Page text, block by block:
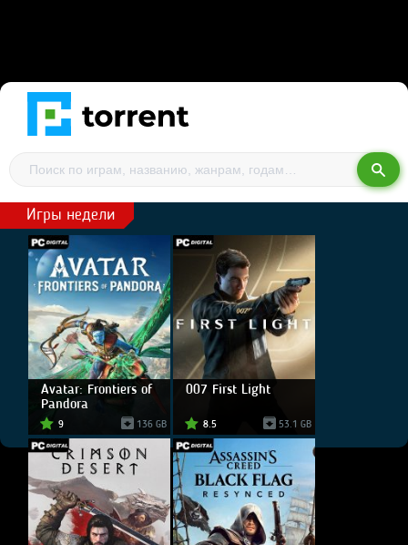
Игры недели
Avatar: Frontiers of
Pandora
9 136 GB
007 First Light
8.5 53.1 GB